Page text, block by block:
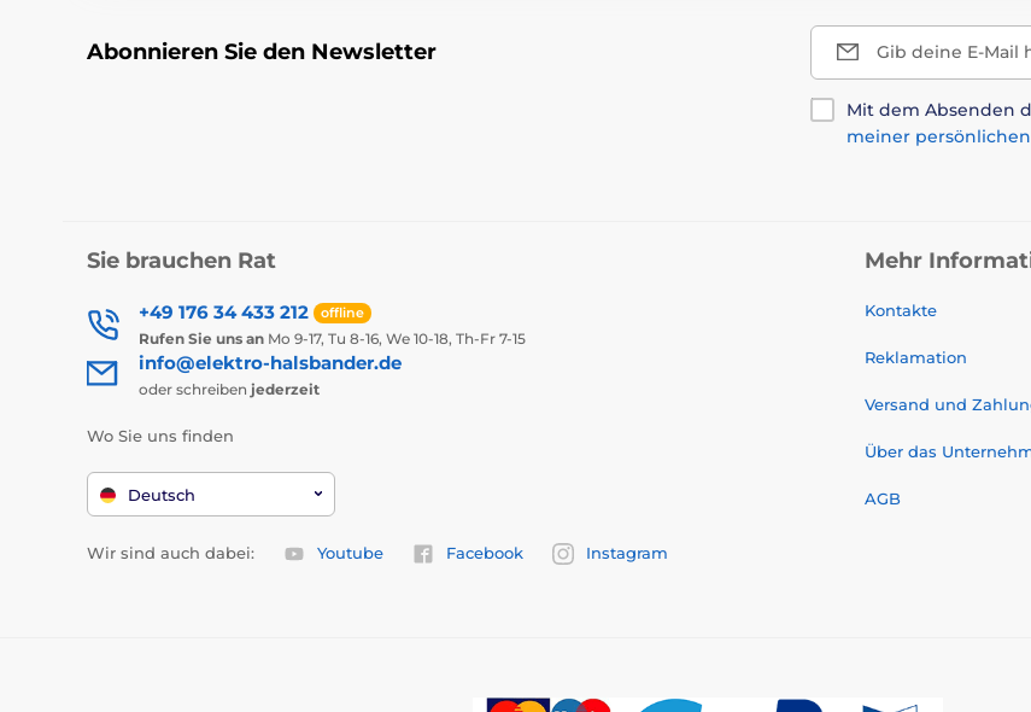
Abonnieren Sie den Newsletter Gib deine E-Mail
Mit dem Absenden
meiner
Sie brauchen Rat
+49 176 34 433 212 offline
Rufen Sie uns an Mo 9-17, Tu 8-16, We 10-18, Th-Fr 7-15
info@elektro-halsbander.de
oder schreiben jederzeit
Wo Sie uns finden
Deutsch
Wir sind auch dabei: Youtube Facebook Instagram
Mehr
Kontakte
Reklamation
Versand und
Über das
AGB